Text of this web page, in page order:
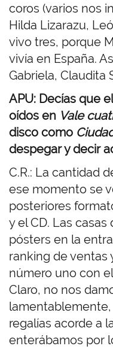
coros (varios nos
Hilda Lizarazu,
vivo tres, porque
vivía en España.
Gabriela, Claudita
APU: Decías que
oídos en Vale
disco como
despegar y decir
C.R.: La cantidad
ese momento se
posteriores
y el CD. Las
pósters en la
ranking de ventas
número uno con
Claro, no nos
regalías acorde a
enterábamos por